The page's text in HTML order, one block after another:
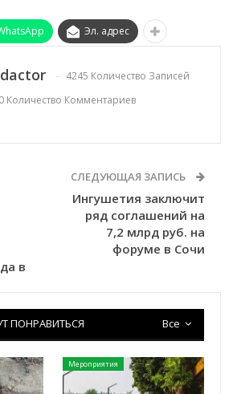
Эл. адрес
4245 Количество Записей
0 Количество Комментариев
в
СЛЕДУЮЩАЯ ЗАПИСЬ
Ингушетия заключит
ряд соглашений на
7,2 млрд руб. на
форуме в Сочи
Все
ПОНРАВИТЬСЯ
Мероприятия